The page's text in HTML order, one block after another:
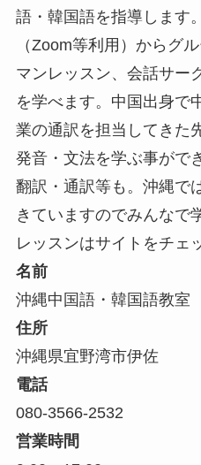
語・韓国語を指導します
（Zoom等利用）からグ
マンレッスン、会話サー
を学べます。中国出身で
業の通訳を担当してきた
発音・文法を学ぶ事がで
翻訳・通訳等も。沖縄で
きていますのでみんなで
レッスンはサイトをチェ
名前
沖縄中国語・韓国語教室
住所
沖縄県宜野湾市伊佐
電話
080-3566-2532
営業時間